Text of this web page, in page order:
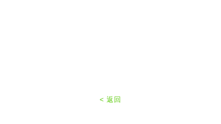
< 返回